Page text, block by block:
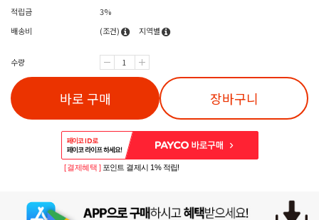
적립금
3%
배송비
(조건) 지역별
수량
바로 구매 장바구니
[ 결제혜택 ] 포인트 결제시 1% 적립!